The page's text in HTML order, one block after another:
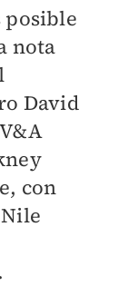
posible
nota
David
con